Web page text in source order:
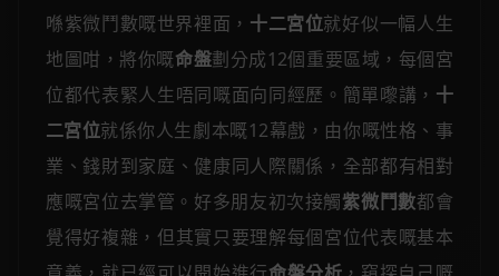
喺紫微鬥數嘅世界裡面， 十二宮位就好似一幅人生
地圖咁，將你嘅命盤劃分成12個重要區域，每個宮
位都代表緊人生唔同嘅面向同經歷。簡單嚟講， 十
二宮位就係你人生劇本嘅12幕戲，由你嘅性格、事
業、錢財到家庭、健康同人際關係，全部都有相對
應嘅宮位去掌管。好多朋友初次接觸紫微鬥數都會
覺得好複雜，但其實只要理解每個宮位代表嘅基本